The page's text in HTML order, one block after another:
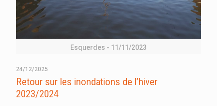
Esquerdes - 11/11/2023
24/12/2025
Retour sur les inondations de l’hiver
2023/2024